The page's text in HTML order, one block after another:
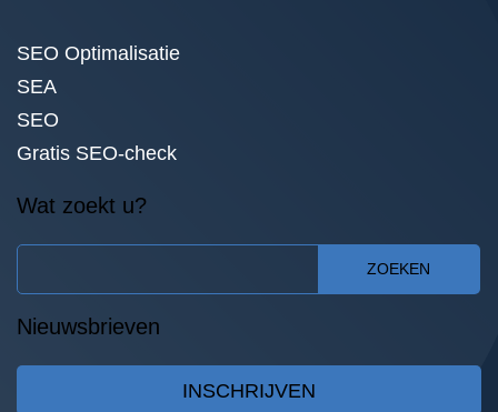
SEO Optimalisatie
SEA
SEO
Gratis SEO-check
Wat zoekt u?
ZOEKEN
Nieuwsbrieven
INSCHRIJVEN